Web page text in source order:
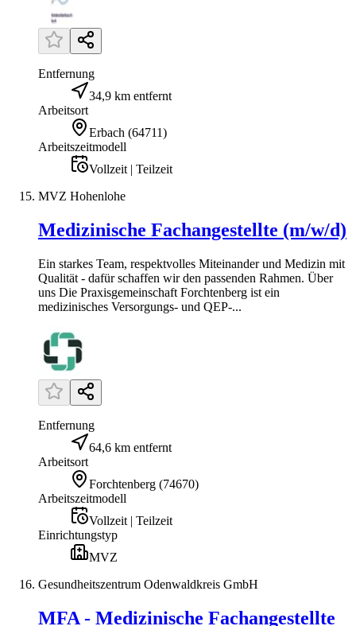
Entfernung
34,9 km entfernt
Arbeitsort
Erbach (64711)
Arbeitszeitmodell
Vollzeit | Teilzeit
MVZ Hohenlohe
Medizinische Fachangestellte (m/w/d)
Ein starkes Team, respektvolles Miteinander und Medizin mit
Qualität - dafür schaffen wir den passenden Rahmen. Über
uns Die Praxisgemeinschaft Forchtenberg ist ein
medizinisches Versorgungs- und QEP-...
Entfernung
64,6 km entfernt
Arbeitsort
Forchtenberg (74670)
Arbeitszeitmodell
Vollzeit | Teilzeit
Einrichtungstyp
MVZ
Gesundheitszentrum Odenwaldkreis GmbH
MFA - Medizinische Fachangestellte